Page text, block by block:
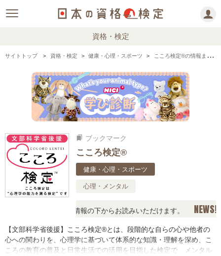
資格・検定
サイトトップ 資格・検定 健康・心理・スポーツ こころ検定®の情報まとめ・口コミ・体験談
bookmarks ブックマーク
こころ検定®
健康・心理・スポーツ
心理・メンタル
チェック！資格情報の下からお読みいただけます。 NEWS! 「
【文部科学省後援】こころ検定®とは、段階的な自らの心や他者の
心への関わりを、心理学に基づいて体系的な知識・理解を深め、こ
ころの教育の普及と日常生活での活用を目指した検定で、メンタル